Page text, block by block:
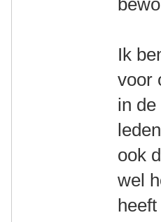
Ik
voor
in
ook
wel